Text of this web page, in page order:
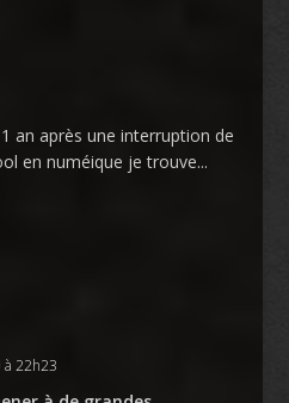
an après une interruption de
en numéique je trouve...
22h23